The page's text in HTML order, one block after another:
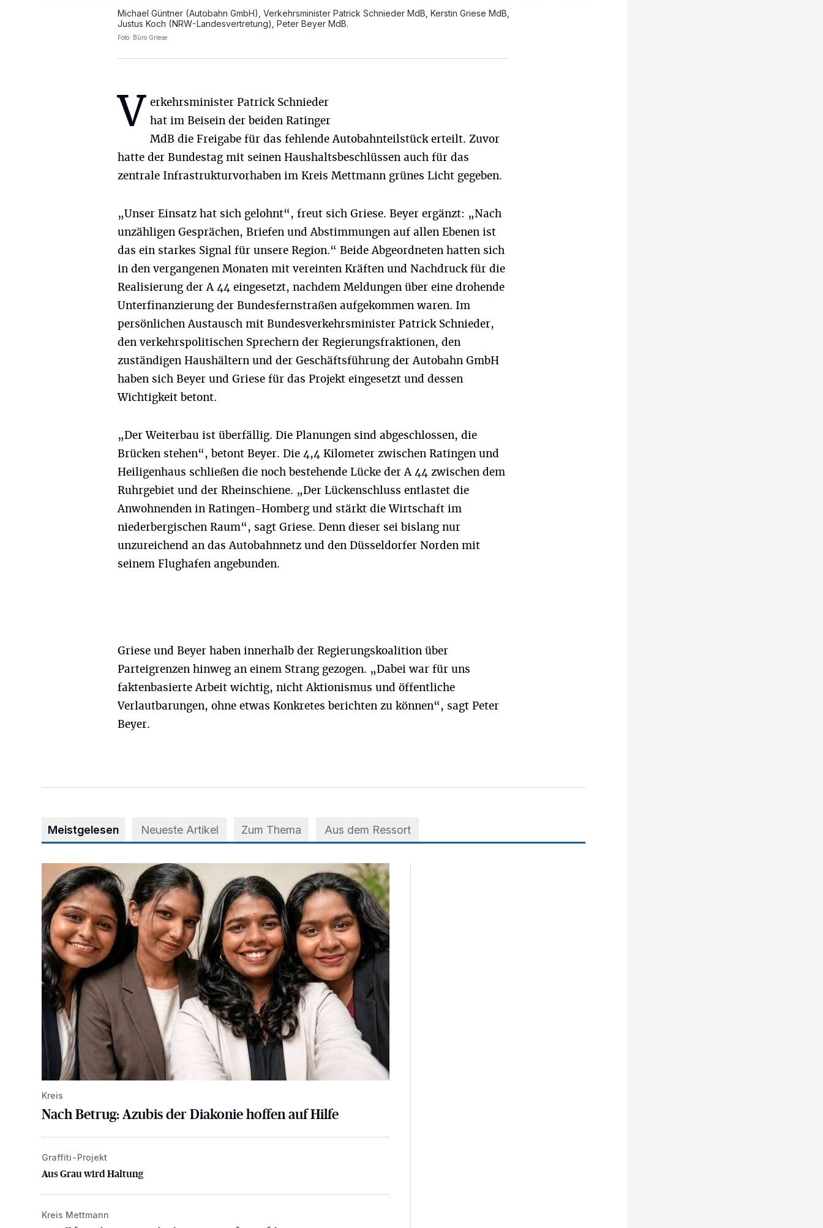
Michael Güntner (Autobahn GmbH), Verkehrsminister Patrick Schnieder MdB, Kerstin Griese MdB,
Justus Koch (NRW-Landesvertretung), Peter Beyer MdB.
Foto: Büro Griese
V erkehrsminister Patrick Schnieder
hat im Beisein der beiden Ratinger
MdB die Freigabe für das fehlende Autobahnteilstück erteilt. Zuvor
hatte der Bundestag mit seinen Haushaltsbeschlüssen auch für das
zentrale Infrastrukturvorhaben im Kreis Mettmann grünes Licht gegeben.
„Unser Einsatz hat sich gelohnt“, freut sich Griese. Beyer ergänzt: „Nach
unzähligen Gesprächen, Briefen und Abstimmungen auf allen Ebenen ist
das ein starkes Signal für unsere Region.“ Beide Abgeordneten hatten sich
in den vergangenen Monaten mit vereinten Kräften und Nachdruck für die
Realisierung der A 44 eingesetzt, nachdem Meldungen über eine drohende
Unterfinanzierung der Bundesfernstraßen aufgekommen waren. Im
persönlichen Austausch mit Bundesverkehrsminister Patrick Schnieder,
den verkehrspolitischen Sprechern der Regierungsfraktionen, den
zuständigen Haushältern und der Geschäftsführung der Autobahn GmbH
haben sich Beyer und Griese für das Projekt eingesetzt und dessen
Wichtigkeit betont.
„Der Weiterbau ist überfällig. Die Planungen sind abgeschlossen, die
Brücken stehen“, betont Beyer. Die 4,4 Kilometer zwischen Ratingen und
Heiligenhaus schließen die noch bestehende Lücke der A 44 zwischen dem
Ruhrgebiet und der Rheinschiene. „Der Lückenschluss entlastet die
Anwohnenden in Ratingen-Homberg und stärkt die Wirtschaft im
niederbergischen Raum“, sagt Griese. Denn dieser sei bislang nur
unzureichend an das Autobahnnetz und den Düsseldorfer Norden mit
seinem Flughafen angebunden.
Griese und Beyer haben innerhalb der Regierungskoalition über
Parteigrenzen hinweg an einem Strang gezogen. „Dabei war für uns
faktenbasierte Arbeit wichtig, nicht Aktionismus und öffentliche
Verlautbarungen, ohne etwas Konkretes berichten zu können“, sagt Peter
Beyer.
Meistgelesen Neueste Artikel Zum Thema Aus dem Ressort
Nach Betrug: Azubis der Diakonie hoffen auf Hilfe
Kreis
Nach Betrug: Azubis der Diakonie hoffen auf Hilfe
Aus Grau wird Haltung
Graffiti-Projekt
Aus Grau wird Haltung
Appell für teilweise Freigabe des Seitenstreifens auf der A3
Kreis Mettmann